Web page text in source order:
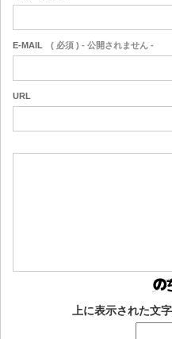
E-MAIL ( 必須 ) - 公開されません -
URL
上に表示された文